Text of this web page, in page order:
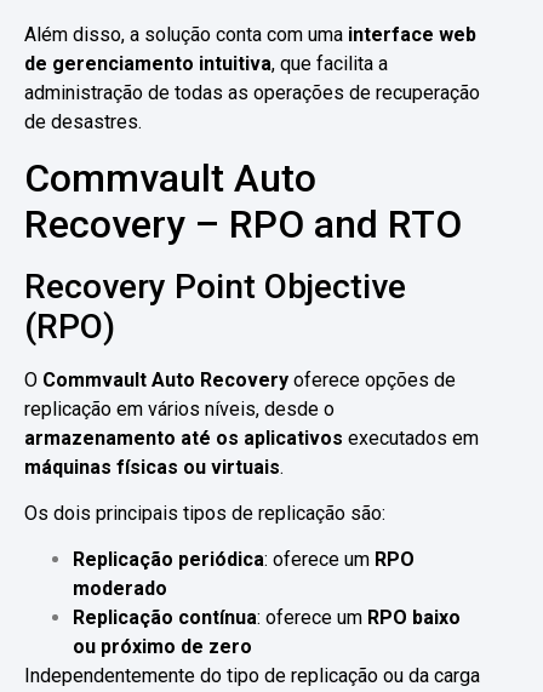
Além disso, a solução conta com uma interface web
de gerenciamento intuitiva, que facilita a
administração de todas as operações de recuperação
de desastres.
Commvault Auto
Recovery – RPO and RTO
Recovery Point Objective
(RPO)
O Commvault Auto Recovery oferece opções de
replicação em vários níveis, desde o
armazenamento até os aplicativos executados em
máquinas físicas ou virtuais.
Os dois principais tipos de replicação são:
Replicação periódica: oferece um RPO
moderado
Replicação contínua: oferece um RPO baixo
ou próximo de zero
Independentemente do tipo de replicação ou da carga